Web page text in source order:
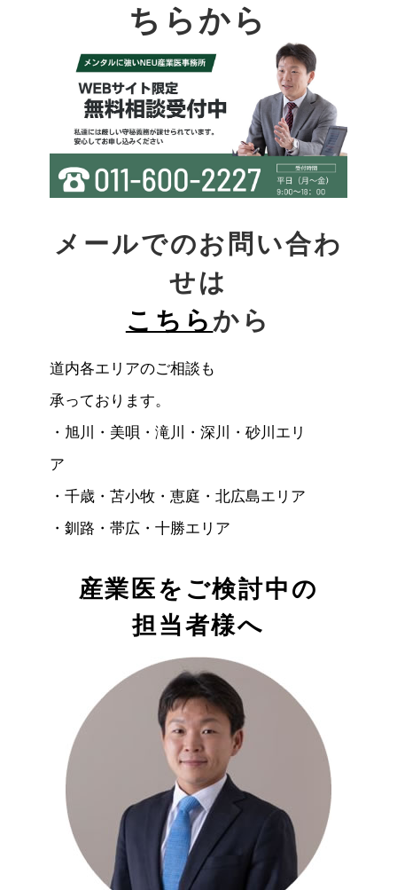
ちらから
メールでのお問い合わ
せは
こちら から
道内各エリアのご相談も
承っております。
・ 旭川・美唄・滝川・深川・砂川エリ
ア
・ 千歳・苫小牧・恵庭・北広島エリア
・ 釧路・帯広・十勝エリア
産業医をご検討中の
担当者様へ